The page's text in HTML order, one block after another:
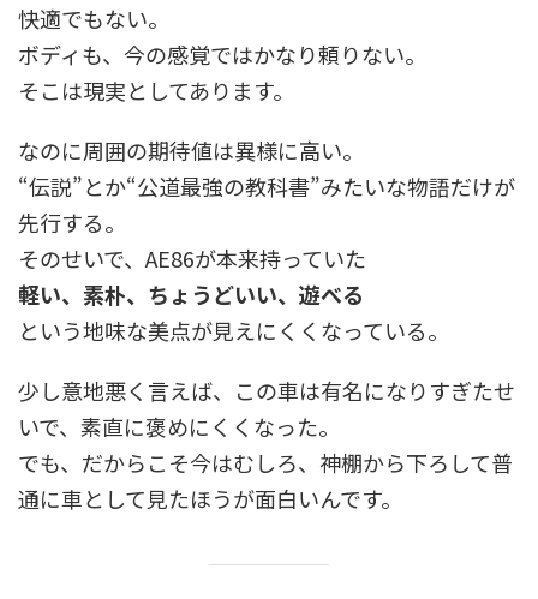
快適でもない。
ボディも、今の感覚ではかなり頼りない。
そこは現実としてあります。
なのに周囲の期待値は異様に高い。
“伝説”とか“公道最強の教科書”みたいな物語だけが
先行する。
そのせいで、AE86が本来持っていた
軽い、素朴、ちょうどいい、遊べる
という地味な美点が見えにくくなっている。
少し意地悪く言えば、この車は有名になりすぎたせ
いで、素直に褒めにくくなった。
でも、だからこそ今はむしろ、神棚から下ろして普
通に車として見たほうが面白いんです。